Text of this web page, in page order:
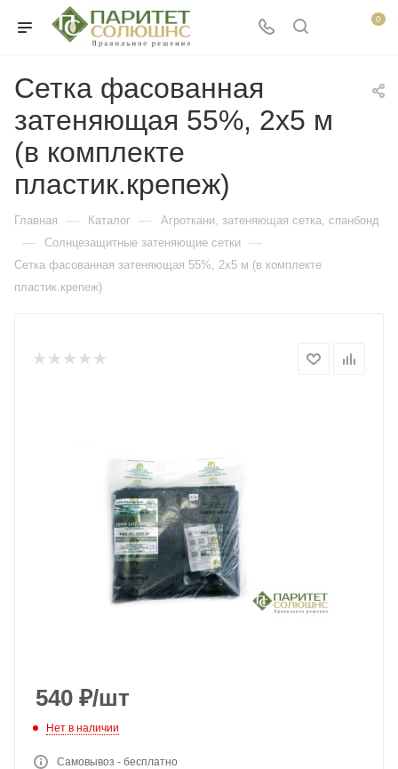
0
Сетка фасованная
затеняющая 55%, 2х5 м
(в комплекте
пластик.крепеж)
Главная — Каталог — Агроткани, затеняющая сетка, спанбонд
— Солнцезащитные затеняющие сетки —
Сетка фасованная затеняющая 55%, 2х5 м (в комплекте
пластик.крепеж)
540 ₽/шт
Нет в наличии
Самовывоз - бесплатно